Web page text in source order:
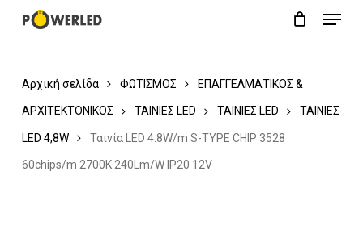
content
Menu
Αρχική σελίδα ΦΩΤΙΣΜΟΣ ΕΠΑΓΓΕΛΜΑΤΙΚΟΣ &
ΑΡΧΙΤΕΚΤΟΝΙΚΟΣ ΤΑΙΝΙΕΣ LED ΤΑΙΝΙΕΣ LED ΤΑΙΝΙΕΣ
LED 4,8W Ταινία LED 4.8W/m S-TYPE CHIP 3528
60chips/m 2700K 240Lm/W IP20 12V